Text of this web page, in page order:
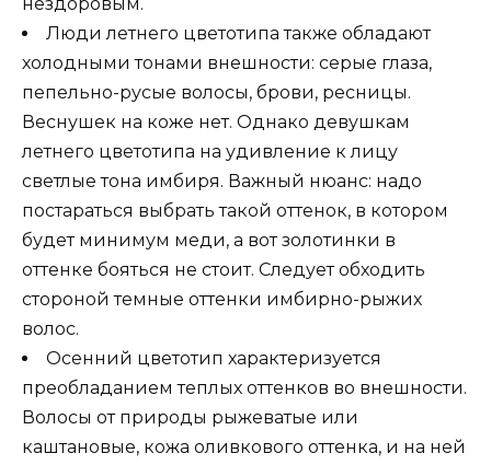
нездоровым.
Люди летнего цветотипа также обладают
холодными тонами внешности: серые глаза,
пепельно-русые волосы, брови, ресницы.
Веснушек на коже нет. Однако девушкам
летнего цветотипа на удивление к лицу
светлые тона имбиря. Важный нюанс: надо
постараться выбрать такой оттенок, в котором
будет минимум меди, а вот золотинки в
оттенке бояться не стоит. Следует обходить
стороной темные оттенки имбирно-рыжих
волос.
Осенний цветотип характеризуется
преобладанием теплых оттенков во внешности.
Волосы от природы рыжеватые или
каштановые, кожа оливкового оттенка, и на ней